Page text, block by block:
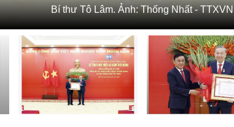
Bí thư Tô Lâm. Ảnh: Thống Nhất - TTXVN